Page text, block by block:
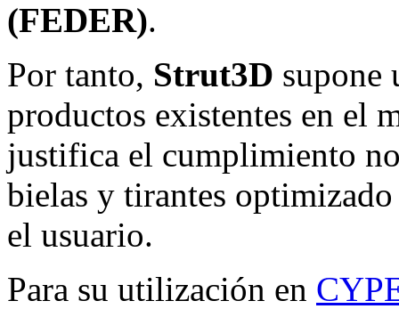
(FEDER).
Por tanto, Strut3D supone
productos existentes en el
justifica el cumplimiento
bielas y tirantes
el usuario.
Para su utilización en